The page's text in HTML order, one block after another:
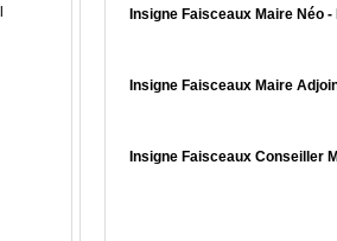
Insigne Faisceaux Maire Néo
Insigne Faisceaux Maire
Insigne Faisceaux Conseiller